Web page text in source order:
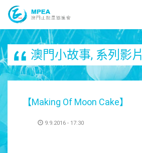
澳門小故事, 系列影片
【Making Of Moon Cake】
9.9.2016 - 17:30